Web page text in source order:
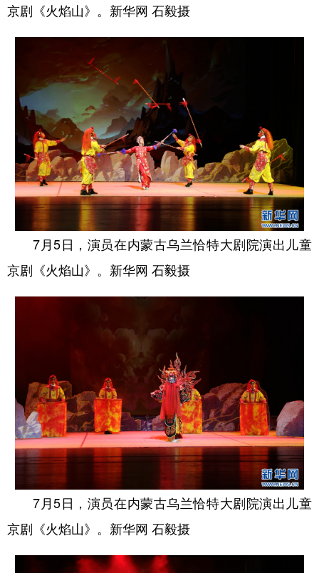
Русский язык
京剧《火焰山》。新华网 石毅摄
7月5日，演员在内蒙古乌兰恰特大剧院演出儿童
京剧《火焰山》。新华网 石毅摄
7月5日，演员在内蒙古乌兰恰特大剧院演出儿童
京剧《火焰山》。新华网 石毅摄